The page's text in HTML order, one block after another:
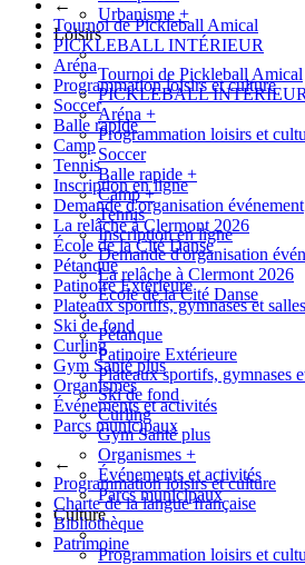
←
Tournoi de Pickleball Amical
PICKLEBALL INTÉRIEUR
Aréna
Programmation loisirs et culture
Soccer
Balle rapide
Camp
Tennis
Inscription en ligne
Demande d'organisation événement
La relâche à Clermont 2026
École de la Cité Danse
Pétanque
Patinoire Extérieure
Plateaux sportifs, gymnases et salles
Ski de fond
Curling
Gym Santé plus
Organismes
Événements et activités
Parcs municipaux
←
Programmation loisirs et culture
Charte de la langue française
Bibliothèque
Patrimoine
Urbanisme +
Loisirs
Tournoi de Pickleball Amical
PICKLEBALL INTÉRIEUR
Aréna +
Programmation loisirs et
Soccer
Balle rapide +
Camp+
Tennis
Inscription en ligne
Demande d'organisation
La relâche à Clermont 2026
École de la Cité Danse
Pétanque
Patinoire Extérieure
Plateaux sportifs, gymnases
Ski de fond
Curling
Gym Santé plus
Organismes +
Événements et activités
Parcs municipaux
Culture
Programmation loisirs et